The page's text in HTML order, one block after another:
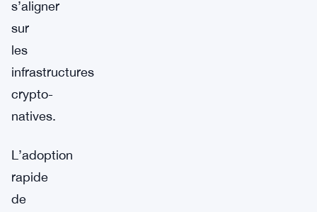
s’aligner
sur
les
infrastructures
crypto-
natives.
L’adoption
rapide
de